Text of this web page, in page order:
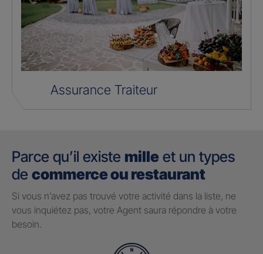
Assurance Traiteur
Parce qu’il existe mille et un types
de commerce ou restaurant
Si vous n’avez pas trouvé votre activité dans la liste, ne
vous inquiétez pas, votre Agent saura répondre à votre
besoin.